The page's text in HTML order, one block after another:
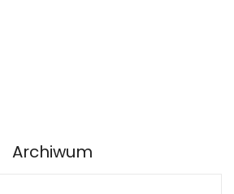
Archiwum